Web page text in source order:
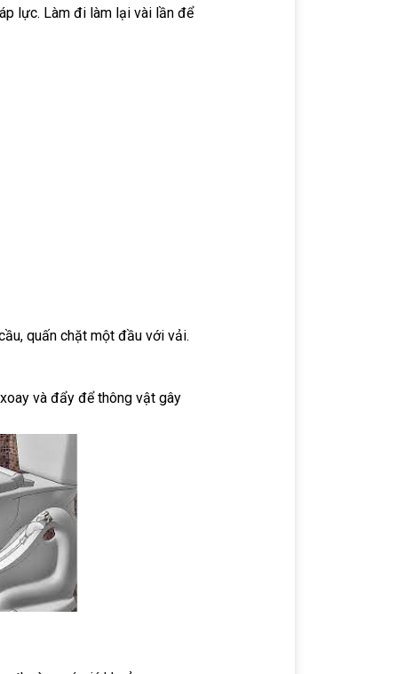
lực. Làm đi làm lại vài lần để
quấn chặt một đầu với vải.
và đẩy để thông vật gây